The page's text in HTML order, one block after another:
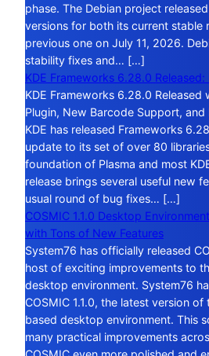
phase. The Debian project
versions for both its current stable
previous one on July 11, 2026.
stability fixes and… […]
KDE Frameworks 6.28.0 Released:
KDE Frameworks 6.28.0 Released
Plugin, New Barcode Support, and
KDE has released Frameworks
update to its set of over 80
foundation of Plasma and most
release brings several useful new
usual round of bug fixes… […]
COSMIC 1.1.0 Desktop
with Tons of New Features
System76 has officially released
host of exciting improvements to
desktop environment. System76
COSMIC 1.1.0, the latest version
based desktop environment. This
many practical improvements